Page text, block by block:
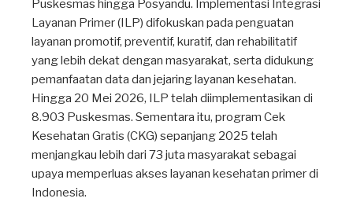
Puskesmas hingga Posyandu. Implementasi Integrasi
Layanan Primer (ILP) difokuskan pada penguatan
layanan promotif, preventif, kuratif, dan rehabilitatif
yang lebih dekat dengan masyarakat, serta didukung
pemanfaatan data dan jejaring layanan kesehatan.
Hingga 20 Mei 2026, ILP telah diimplementasikan di
8.903 Puskesmas. Sementara itu, program Cek
Kesehatan Gratis (CKG) sepanjang 2025 telah
menjangkau lebih dari 73 juta masyarakat sebagai
upaya memperluas akses layanan kesehatan primer di
Indonesia.